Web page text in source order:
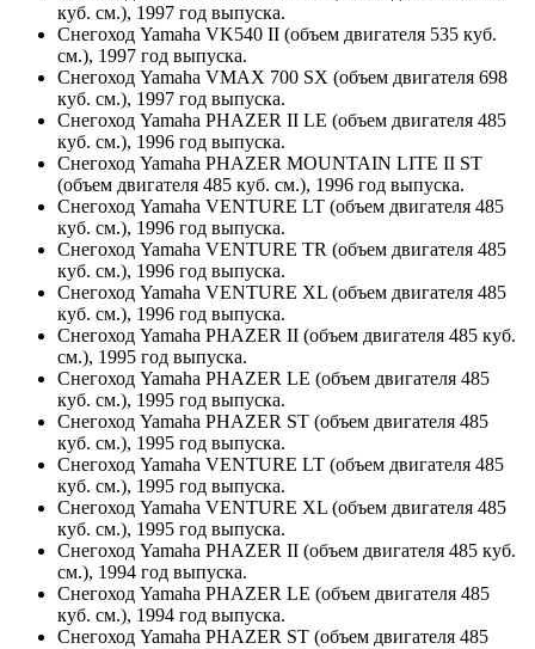
куб. см.), 1997 год выпуска.
Снегоход Yamaha VK540 II (объем двигателя 535 куб.
см.), 1997 год выпуска.
Снегоход Yamaha VMAX 700 SX (объем двигателя 698
куб. см.), 1997 год выпуска.
Снегоход Yamaha PHAZER II LE (объем двигателя 485
куб. см.), 1996 год выпуска.
Снегоход Yamaha PHAZER MOUNTAIN LITE II ST
(объем двигателя 485 куб. см.), 1996 год выпуска.
Снегоход Yamaha VENTURE LT (объем двигателя 485
куб. см.), 1996 год выпуска.
Снегоход Yamaha VENTURE TR (объем двигателя 485
куб. см.), 1996 год выпуска.
Снегоход Yamaha VENTURE XL (объем двигателя 485
куб. см.), 1996 год выпуска.
Снегоход Yamaha PHAZER II (объем двигателя 485 куб.
см.), 1995 год выпуска.
Снегоход Yamaha PHAZER LE (объем двигателя 485
куб. см.), 1995 год выпуска.
Снегоход Yamaha PHAZER ST (объем двигателя 485
куб. см.), 1995 год выпуска.
Снегоход Yamaha VENTURE LT (объем двигателя 485
куб. см.), 1995 год выпуска.
Снегоход Yamaha VENTURE XL (объем двигателя 485
куб. см.), 1995 год выпуска.
Снегоход Yamaha PHAZER II (объем двигателя 485 куб.
см.), 1994 год выпуска.
Снегоход Yamaha PHAZER LE (объем двигателя 485
куб. см.), 1994 год выпуска.
Снегоход Yamaha PHAZER ST (объем двигателя 485